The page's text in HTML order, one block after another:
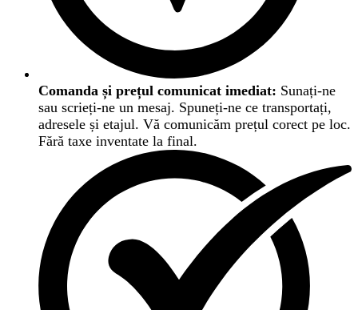
Comanda și prețul comunicat imediat: Sunați-ne
sau scrieți-ne un mesaj. Spuneți-ne ce transportați,
adresele și etajul. Vă comunicăm prețul corect pe loc.
Fără taxe inventate la final.